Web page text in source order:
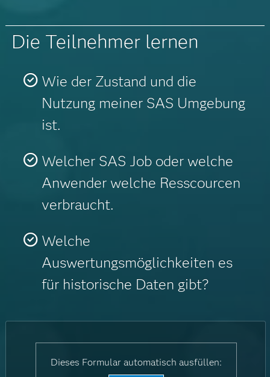
Die Teilnehmer lernen
Wie der Zustand und die
Nutzung meiner SAS Umgebung
ist.
Welcher SAS Job oder welche
Anwender welche Resscourcen
verbraucht.
Welche
Auswertungsmöglichkeiten es
für historische Daten gibt?
Dieses Formular automatisch ausfüllen: